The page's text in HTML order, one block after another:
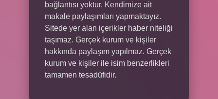
bağlantısı yoktur. Kendimize ait
makale paylaşımları yapmaktayız.
Sitede yer alan içerikler haber niteliği
taşımaz. Gerçek kurum ve kişiler
hakkında paylaşım yapılmaz. Gerçek
kurum ve kişiler ile isim benzerlikleri
tamamen tesadüfidir.